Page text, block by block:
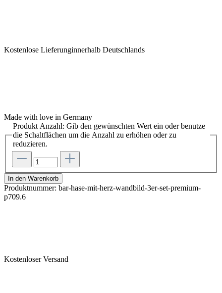
Kostenlose Lieferunginnerhalb Deutschlands
Made with love in Germany
Produkt Anzahl: Gib den gewünschten Wert ein oder benutze
die Schaltflächen um die Anzahl zu erhöhen oder zu
reduzieren.
In den Warenkorb
Produktnummer: bar-hase-mit-herz-wandbild-3er-set-premium-
p709.6
Kostenloser Versand